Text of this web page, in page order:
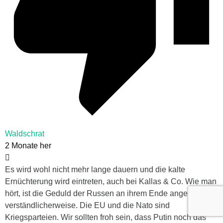
Waldschrat
2 Monate her
Es wird wohl nicht mehr lange dauern und die kalte
Ernüchterung wird eintreten, auch bei Kallas & Co. Wie man
hört, ist die Geduld der Russen an ihrem Ende angelangt,
verständlicherweise. Die EU und die Nato sind
Kriegsparteien. Wir sollten froh sein, dass Putin noch das